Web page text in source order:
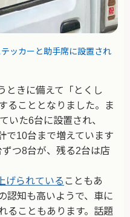
ッカーと助手席に設置され
ときに備えて「とくし
ることとなりました。ま
いた6台に設置され、
で10台まで増えています
ずつ8台が、残る2台は店
げられている こともあ
認知も高いようで、車に
ることもあります。話題